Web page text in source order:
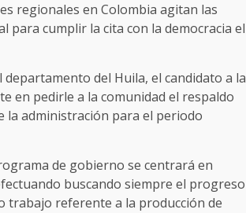
regionales en Colombia agitan las
cumplir la cita con la democracia el
del Huila, el candidato a la
en pedirle a la comunidad el respaldo
la administración para el periodo
de gobierno se centrará en
buscando siempre el progreso
trabajo referente a la producción de